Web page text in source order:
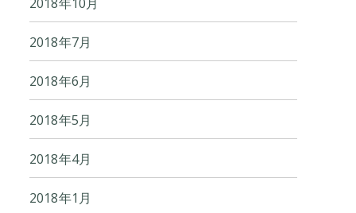
2018年7月
2018年6月
2018年5月
2018年4月
2018年1月